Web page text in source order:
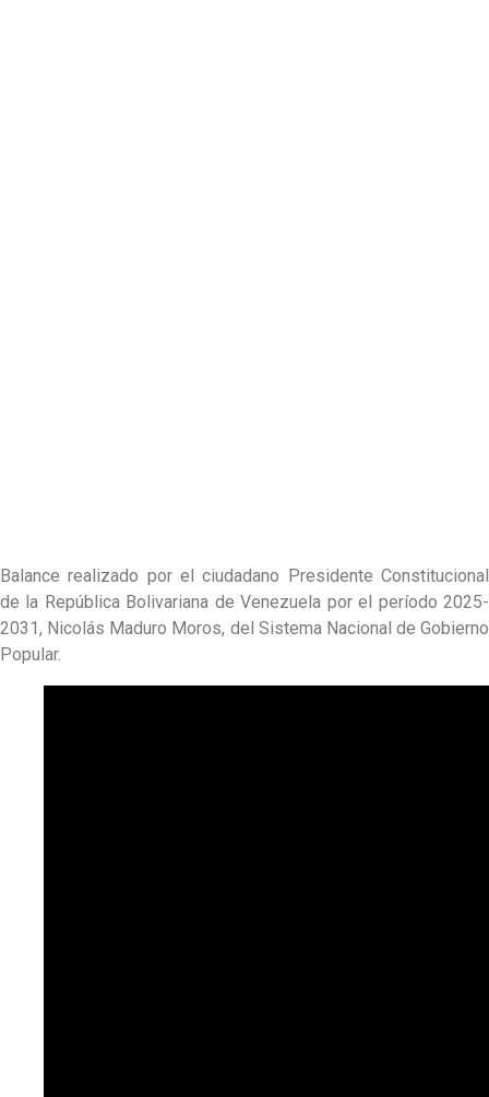
Balance realizado por el ciudadano Presidente Constitucional
de la República Bolivariana de Venezuela por el período 2025-
2031, Nicolás Maduro Moros, del Sistema Nacional de Gobierno
Popular.